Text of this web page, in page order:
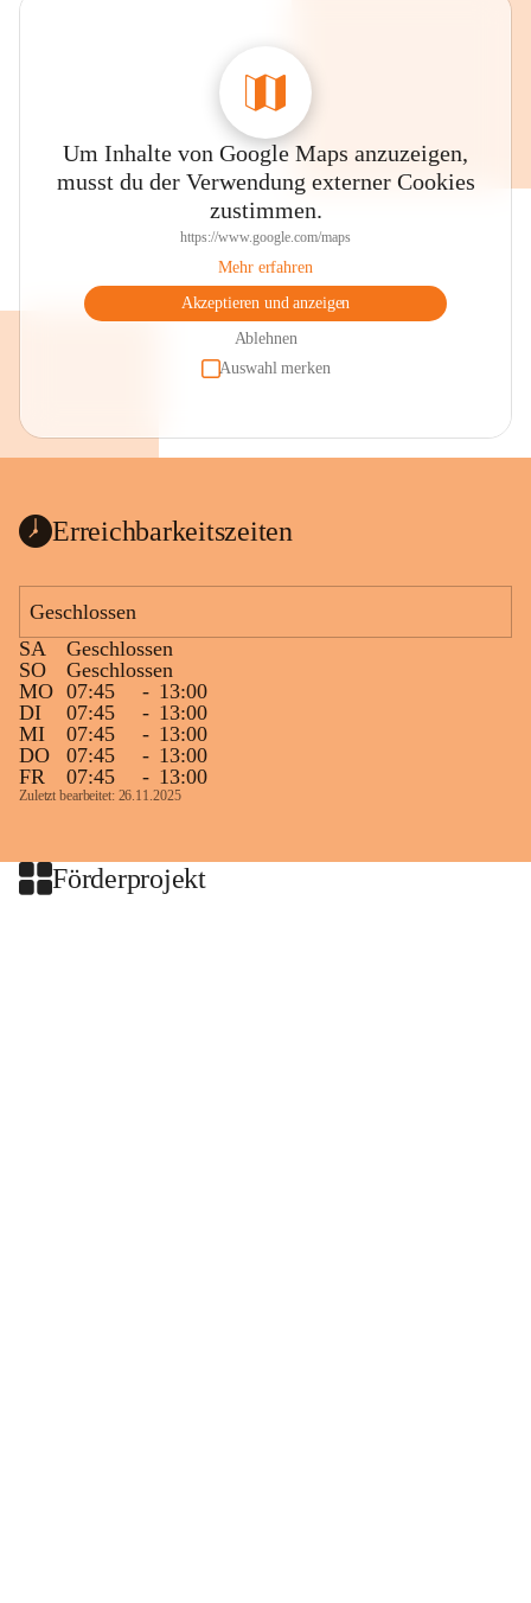
Um Inhalte von Google Maps anzuzeigen,
musst du der Verwendung externer Cookies
zustimmen.
https://www.google.com/maps
Mehr erfahren
Akzeptieren und anzeigen
Ablehnen
Auswahl merken
Erreichbarkeitszeiten
Geschlossen
SA
Geschlossen
SO
Geschlossen
MO 07:45 - 13:00
DI
07:45 - 13:00
MI
07:45 - 13:00
DO
07:45 - 13:00
FR
07:45 - 13:00
Zuletzt bearbeitet: 26.11.2025
Förderprojekt